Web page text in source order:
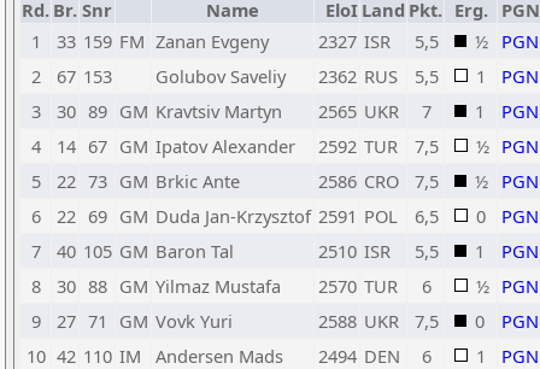
Rd. Br. Snr Name EloI Land Pkt. Erg.
PGN
1
33 159 FM Zanan Evgeny 2327 ISR 5,5 ½ PGN
2
67 153 Golubov Saveliy 2362 RUS 5,5 1
PGN
3
30 89 GM Kravtsiv Martyn 2565 UKR 7 1
PGN
4
14 67 GM Ipatov Alexander 2592 TUR 7,5 ½ PGN
5
22 73 GM Brkic Ante 2586 CRO 7,5 ½ PGN
6
22 69 GM Duda Jan-Krzysztof 2591 POL 6,5 0
PGN
7
40 105 GM Baron Tal 2510 ISR 5,5 1
PGN
8
30 88 GM Yilmaz Mustafa 2570 TUR 6 ½ PGN
9
27 71 GM Vovk Yuri 2588 UKR 7,5 0
PGN
10 42 110 IM Andersen Mads 2494 DEN 6 1
PGN